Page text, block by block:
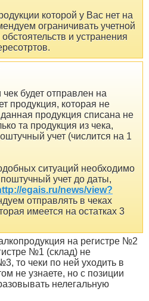
которой у Вас нет на
ограничивать учетной
и устранения
будет отправлен на
продукция, которая не
продукция списана не
та продукция из чека,
учет (числится на 1
ситуаций необходимо
учет до даты,
egais.ru/news/view?
отправлять в чеках
имеется на остатках 3
на регистре №2
№1 (склад) не
то чеки по ней уходить в
не узнаете, но с позиции
нелегальную